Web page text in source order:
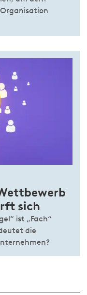
sich
ist „Fach“
die